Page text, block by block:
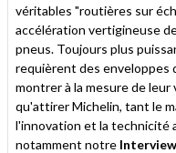
véritables "routières sur
accélération vertigineuse
pneus. Toujours plus
requièrent des enveloppes
montrer à la mesure de
qu'attirer Michelin, tant le
l'innovation et la technicité
notamment notre